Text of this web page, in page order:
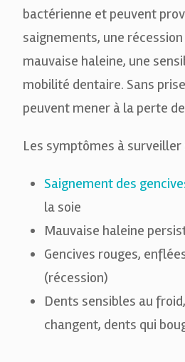
bactérienne et peuvent
saignements, une
mauvaise haleine, une
mobilité dentaire. Sans
peuvent mener à la perte
Les symptômes à
Saignement des
la soie
Mauvaise haleine
Gencives rouges,
(récession)
Dents sensibles au
changent, dents qui